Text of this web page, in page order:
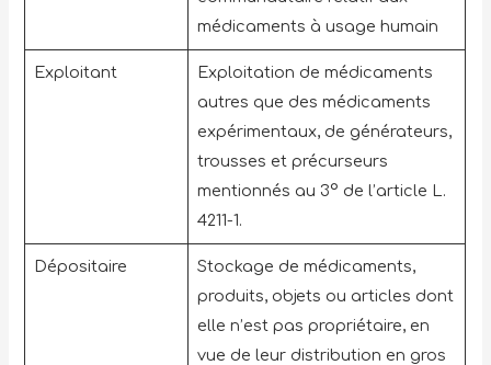
médicaments à usage humain
Exploitant
Exploitation de médicaments
autres que des médicaments
expérimentaux, de générateurs,
trousses et précurseurs
mentionnés au 3° de l’article L.
4211-1.
Dépositaire
Stockage de médicaments,
produits, objets ou articles dont
elle n’est pas propriétaire, en
vue de leur distribution en gros